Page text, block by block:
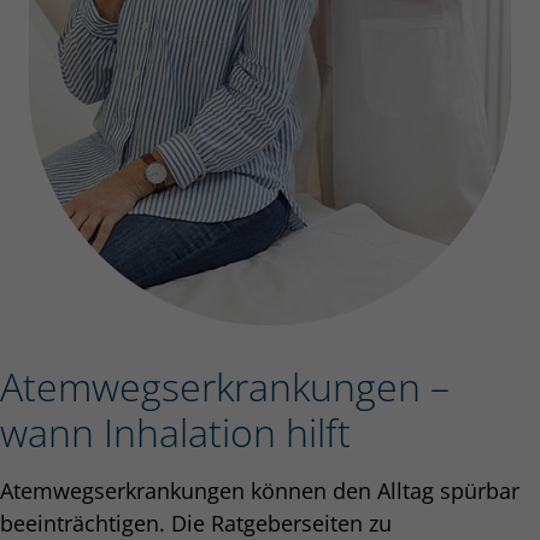
Atem­wegs­er­kran­kun­gen –
wann Inhalation hilft
Atemwegserkrankungen können den Alltag spürbar
beeinträchtigen. Die Ratgeberseiten zu